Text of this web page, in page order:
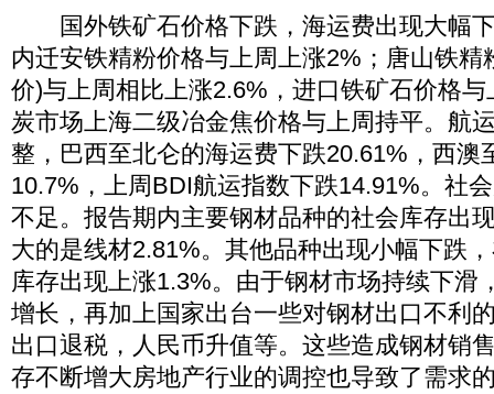
国外铁矿石价格下跌，海运费出现大幅
内迁安铁精粉价格与上周上涨2%；唐山铁精
价)与上周相比上涨2.6%，进口铁矿石价格
炭市场上海二级冶金焦价格与上周持平。航
整，巴西至北仑的海运费下跌20.61%，西澳
10.7%，上周BDI航运指数下跌14.91%。社
不足。报告期内主要钢材品种的社会库存出
大的是线材2.81%。其他品种出现小幅下跌
库存出现上涨1.3%。由于钢材市场持续下滑
增长，再加上国家出台一些对钢材出口不利
出口退税，人民币升值等。这些造成钢材销
存不断增大房地产行业的调控也导致了需求